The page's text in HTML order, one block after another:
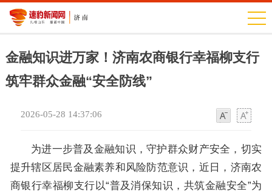
金融知识进万家！济南农商银行幸福柳支行
筑牢群众金融“安全防线”
2026-05-28 14:37:06
为进一步普及金融知识，守护群众财产安全，切实
提升辖区居民金融素养和风险防范意识，近日，济南农
商银行幸福柳支行以“普及消保知识，共筑金融安全”为